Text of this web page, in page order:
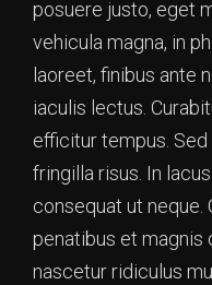
posuere justo, eget
vehicula magna, in
laoreet, finibus ante
iaculis lectus.
efficitur tempus.
fringilla risus. In
consequat ut neque.
penatibus et magnis
nascetur ridiculus